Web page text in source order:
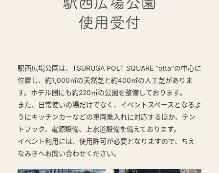
使用受付
駅西広場公園は、TSURUGA POLT SQUARE "otta"の中心に
位置し、約1,000㎡の天然芝と約400㎡の人工芝がありま
す。ホテル側にも約220㎡の公園を整備しております。
また、日常使いの場だけでなく、イベントスペースとなるよ
うにキッチンカーなどの車両乗入れに対応するほか、テン
トフック、電源設備、上水道設備を備えております。
イベント利用には、使用許可が必要となりますので、ちえ
なみきへお問い合わせください。